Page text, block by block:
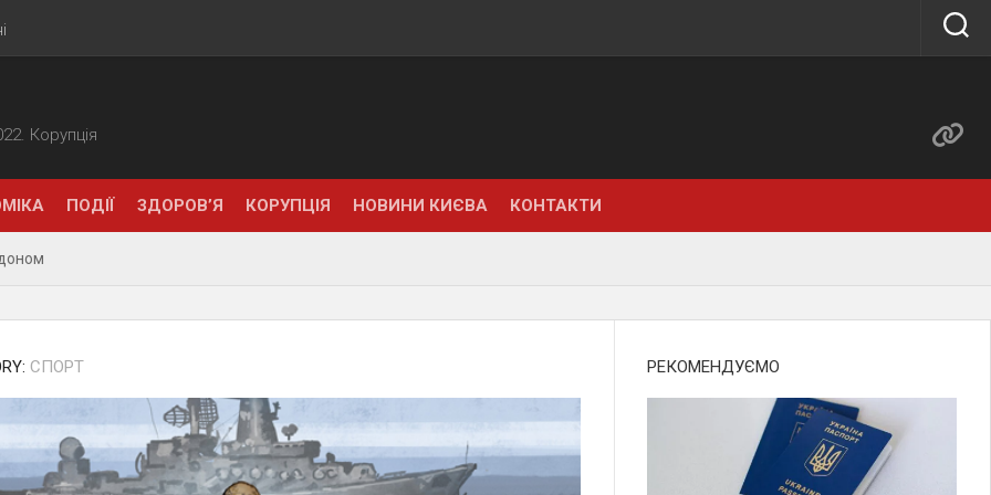
Корупція
ПОДІЇ ЗДОРОВ’Я КОРУПЦІЯ НОВИНИ КИЄВА КОНТАКТИ
СПОРТ РЕКОМЕНДУЄМО